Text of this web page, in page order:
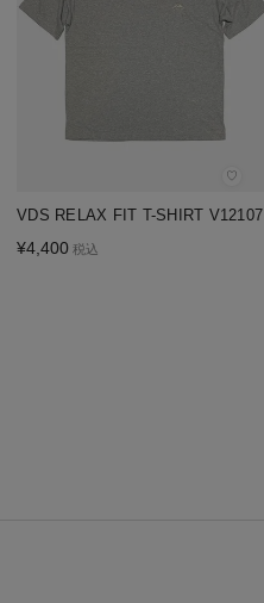
♡
VDS RELAX FIT T-SHIRT V12107
¥4,400 税込